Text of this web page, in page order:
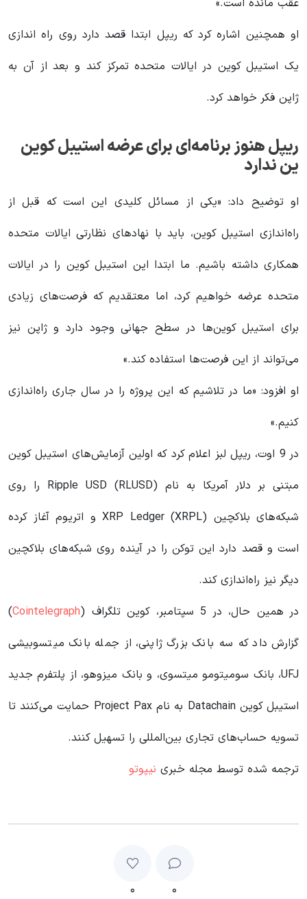
او همچنین اشاره کرد که ریپل ابتدا قصد دارد روی راه‌ اندازی
یک استیبل‌ کوین در ایالات متحده تمرکز کند و بعد از آن به
ژاپن فکر خواهد کرد.
ریپل هنوز برنامه‌ای برای عرضه استیبل‌ کوین
ین ندارد
او توضیح داد: «یکی از مسائل کلیدی این است که قبل از
راه‌اندازی استیبل‌ کوین، باید با نهادهای نظارتی ایالات متحده
همکاری داشته باشیم. ما ابتدا این استیبل‌ کوین را در ایالات
متحده عرضه خواهیم کرد، اما معتقدیم که فرصت‌های زیادی
برای استیبل‌ کوین‌ها در سطح جهانی وجود دارد و ژاپن نیز
می‌تواند از این فرصت‌ها استفاده کند.»
او افزود: «ما در تلاشیم که این پروژه را در سال جاری راه‌اندازی
کنیم.»
در 9 اوت، ریپل لبز اعلام کرد که اولین آزمایش‌های استیبل‌ کوین
مبتنی بر دلار آمریکا به نام Ripple USD (RLUSD) را روی
شبکه‌های بلاکچین XRP Ledger (XRPL) و اتریوم آغاز کرده
است و قصد دارد این توکن را در آینده روی شبکه‌های بلاکچین
دیگر نیز راه‌اندازی کند.
در همین حال، در 5 سپتامبر، کوین‌ تلگراف (
Cointelegraph
)
گزارش داد که سه بانک بزرگ ژاپنی، از جمله بانک میتسوبیشی
UFJ، بانک سومیتومو میتسوی، و بانک میزوهو، از پلتفرم جدید
استیبل‌ کوین Datachain به نام Project Pax حمایت می‌کنند تا
تسویه‌ حساب‌های تجاری بین‌المللی را تسهیل کنند.
ترجمه شده توسط مجله خبری نیپوتو
۰ ۰